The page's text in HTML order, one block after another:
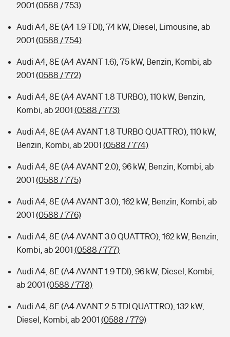
2001 (0588 / 753)
Audi A4, 8E (A4 1.9 TDI), 74 kW, Diesel, Limousine, ab
2001 (0588 / 754)
Audi A4, 8E (A4 AVANT 1.6), 75 kW, Benzin, Kombi, ab
2001 (0588 / 772)
Audi A4, 8E (A4 AVANT 1.8 TURBO), 110 kW, Benzin,
Kombi, ab 2001 (0588 / 773)
Audi A4, 8E (A4 AVANT 1.8 TURBO QUATTRO), 110 kW,
Benzin, Kombi, ab 2001 (0588 / 774)
Audi A4, 8E (A4 AVANT 2.0), 96 kW, Benzin, Kombi, ab
2001 (0588 / 775)
Audi A4, 8E (A4 AVANT 3.0), 162 kW, Benzin, Kombi, ab
2001 (0588 / 776)
Audi A4, 8E (A4 AVANT 3.0 QUATTRO), 162 kW, Benzin,
Kombi, ab 2001 (0588 / 777)
Audi A4, 8E (A4 AVANT 1.9 TDI), 96 kW, Diesel, Kombi,
ab 2001 (0588 / 778)
Audi A4, 8E (A4 AVANT 2.5 TDI QUATTRO), 132 kW,
Diesel, Kombi, ab 2001 (0588 / 779)